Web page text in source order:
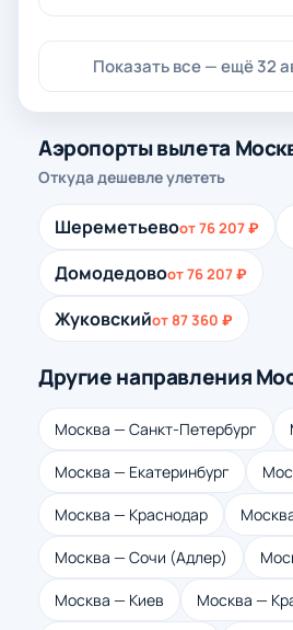
Показать все — ещё 32
Аэропорты вылета
Откуда дешевле улететь
Шереметьевоот 76 207 ₽
Домодедовоот 76 207 ₽
Жуковскийот 87 360 ₽
Другие направления
Москва — Санкт-Петербург
Москва — Екатеринбург
Москва — Краснодар
Москва — Сочи (Адлер)
Москва — Киев Москва —